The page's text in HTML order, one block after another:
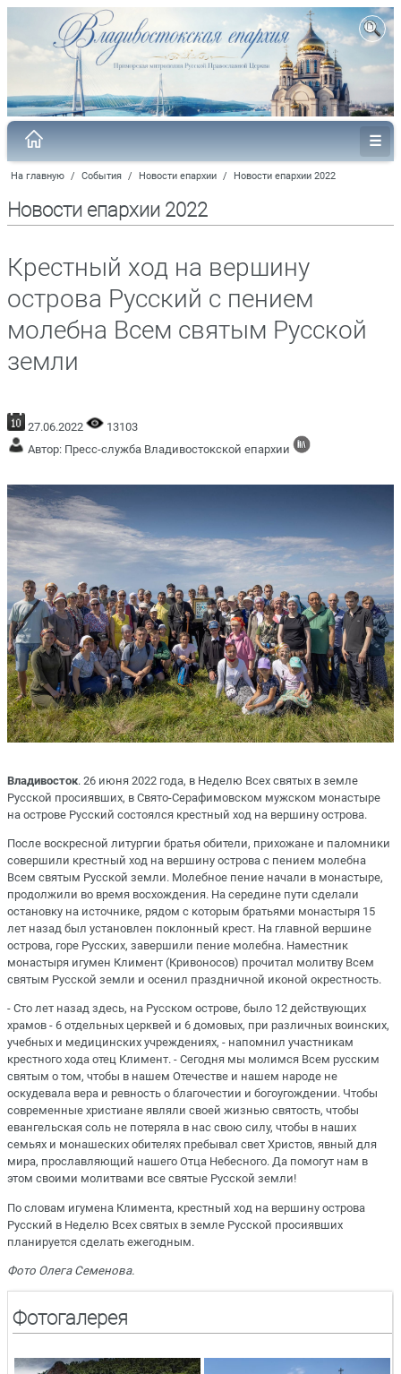
На главную / События / Новости епархии / Новости епархии 2022
Новости епархии 2022
Крестный ход на вершину
острова Русский с пением
молебна Всем святым Русской
земли
27.06.2022
13103
Автор: Пресс-служба Владивостокской епархии
Владивосток. 26 июня 2022 года, в Неделю Всех святых в земле
Русской просиявших, в Свято-Серафимовском мужском монастыре
на острове Русский состоялся крестный ход на вершину острова.
После воскресной литургии братья обители, прихожане и паломники
совершили крестный ход на вершину острова с пением молебна
Всем святым Русской земли. Молебное пение начали в монастыре,
продолжили во время восхождения. На середине пути сделали
остановку на источнике, рядом с которым братьями монастыря 15
лет назад был установлен поклонный крест. На главной вершине
острова, горе Русских, завершили пение молебна. Наместник
монастыря игумен Климент (Кривоносов) прочитал молитву Всем
святым Русской земли и осенил праздничной иконой окрестность.
- Сто лет назад здесь, на Русском острове, было 12 действующих
храмов - 6 отдельных церквей и 6 домовых, при различных воинских,
учебных и медицинских учреждениях, - напомнил участникам
крестного хода отец Климент. - Сегодня мы молимся Всем русским
святым о том, чтобы в нашем Отечестве и нашем народе не
оскудевала вера и ревность о благочестии и богоугождении. Чтобы
современные христиане являли своей жизнью святость, чтобы
евангельская соль не потеряла в нас свою силу, чтобы в наших
семьях и монашеских обителях пребывал свет Христов, явный для
мира, прославляющий нашего Отца Небесного. Да помогут нам в
этом своими молитвами все святые Русской земли!
По словам игумена Климента, крестный ход на вершину острова
Русский в Неделю Всех святых в земле Русской просиявших
планируется сделать ежегодным.
Фото Олега Семенова.
Фотогалерея